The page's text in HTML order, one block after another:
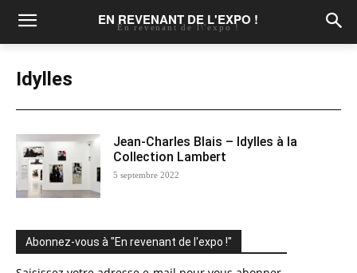
EN REVENANT DE L'EXPO !
En revenant de l\'expo !
Idylles
Jean-Charles Blais – Idylles à la
Collection Lambert
5 septembre 2022
Abonnez-vous à "En revenant de l'expo !"